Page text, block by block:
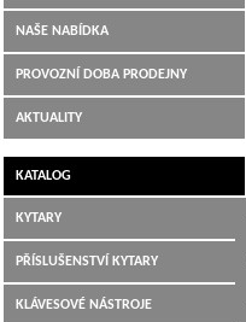
NAŠE NABÍDKA
PROVOZNÍ DOBA PRODEJNY
AKTUALITY
KATALOG
KYTARY
PŘÍSLUŠENSTVÍ KYTARY
KLÁVESOVÉ NÁSTROJE